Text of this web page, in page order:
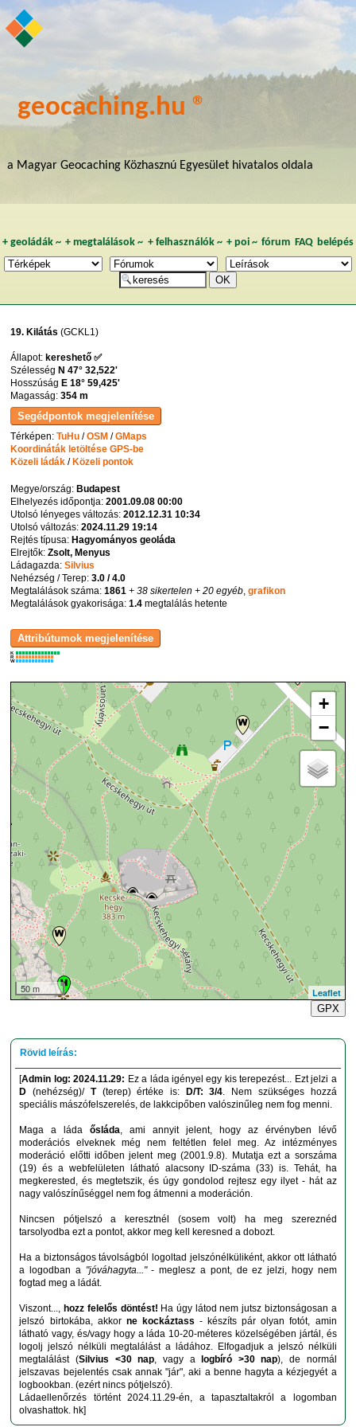
geocaching.hu ®
a Magyar Geocaching Közhasznú Egyesület hivatalos oldala
+ geoládák~ +megtalálások ~ + felhasználók~ + poi~ fórum FAQ belépés
19. Kilátás (GCKL1)
Állapot:kereshető ✅
SzélességN 47° 32,522'
HosszúságE 18° 59,425'
Magasság:354 m
Térképen:TuHu /OSM /GMaps
Koordináták letöltése GPS-be
Közeli ládák / Közeli pontok
Megye/ország: Budapest
Elhelyezés időpontja:2001.09.08 00:00
Utolsó lényeges változás:2012.12.31 10:34
Utolsó változás:2024.11.29 19:14
Rejtés típusa: Hagyományos geoláda
Elrejtők:Zsolt, Menyus
Ládagazda:Silvius
Nehézség / Terep:3.0 / 4.0
Megtalálások száma:1861 + 38 sikertelen + 20 egyéb,grafikon
Megtalálások gyakorisága:1.4 megtalálás hetente
K
R
W
+
−
50 m
Leaflet
GPX
[Admin log: 2024.11.29: Ez a láda igényel egy kis terepezést... Ezt jelzi a
D (nehézség)/ T(terep) értéke is: D/T: 3/4 . Nem szükséges hozzá
speciális mászófelszerelés, de lakkcipőben valószinűleg nem fog menni.
Maga a ládaősláda , ami annyit jelent, hogy az érvényben lévő
moderációs elveknek még nem feltétlen felel meg. Az intézményes
moderáció előtti időben jelent meg (2001.9.8). Mutatja ezt a sorszáma
(19) és a webfelületen látható alacsony ID-száma (33) is. Tehát, ha
megkerested, és megtetszik, és úgy gondolod rejtesz egy ilyet - hát az
nagy valószínűséggel nem fog átmenni a moderáción.
Nincsen pótjelszó a keresztnél (sosem volt) ha meg szereznéd
tarsolyodba ezt a pontot, akkor meg kell keresned a dobozt.
Ha a biztonságos távolságból logoltad jelszónélküliként, akkor ott látható
a logodban a "jóváhagyta..."- meglesz a pont, de ez jelzi, hogy nem
fogtad meg a ládát.
Viszont...,hozz felelős döntést! Ha úgy látod nem jutsz biztonságosan a
jelszó birtokába, akkor ne kockáztass - készíts pár olyan fotót, amin
látható vagy, és/vagy hogy a láda 10-20-méteres közelségében jártál, és
logolj jelszó nélküli megtalálást a ládához. Elfogadjuk a jelszó nélküli
megtalálást (Silvius <30 nap , vagy alogbíró >30 nap), de normál
jelszavas bejelentés csak annak "jár", aki a benne hagyta a kézjegyét a
logbookban. (ezért nincs pótjelszó).
Ládaellenőrzés történt 2024.11.29-én, a tapasztaltakról a logomban
olvashattok. hk]